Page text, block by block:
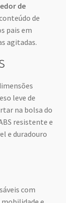
de
de
pais em
agitadas.
leve de
na bolsa do
resistente e
e duradouro
com